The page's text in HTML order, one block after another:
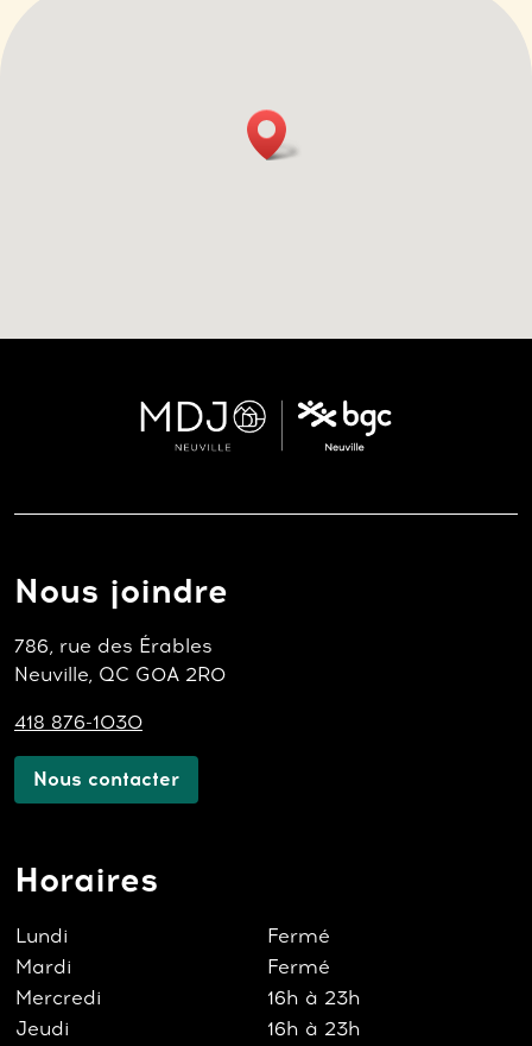
Nous joindre
786, rue des Érables
Neuville, QC G0A 2R0
418 876-1030
Nous contacter
Horaires
Lundi
Fermé
Mardi
Fermé
Mercredi
16h à 23h
Jeudi
16h à 23h